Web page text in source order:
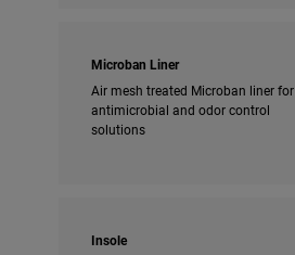
Microban Liner
Air mesh treated Microban liner for
antimicrobial and odor control
solutions
Insole